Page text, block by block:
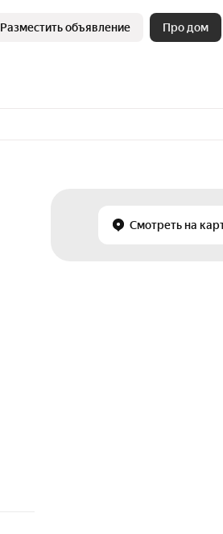
Разместить объявление Про дом
Смотреть на